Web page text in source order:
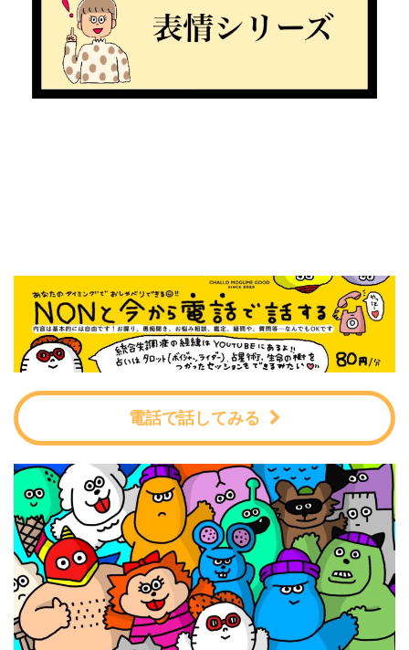
電話で話してみる